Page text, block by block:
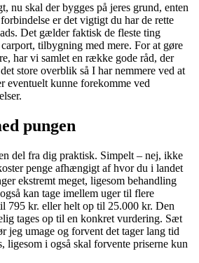
nu skal der bygges på jeres grund, enten
er det vigtigt du har de rette
Det gælder faktisk de fleste ting
tilbygning med mere. For at gøre
har vi samlet en række gode råd, der
store overblik så I har nemmere ved at
eventuelt kunne forekomme ved
pungen
del fra dig praktisk. Simpelt – nej, ikke
penge afhængigt af hvor du i landet
ekstremt meget, ligesom behandling
kan tage imellem uger til flere
795 kr. eller helt op til 25.000 kr. Den
tages op til en konkret vurdering. Sæt
jeg umage og forvent det tager lang tid
ligesom i også skal forvente priserne kun